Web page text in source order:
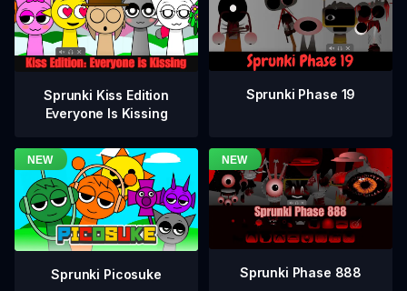
Sprunki Kiss Edition
Everyone Is Kissing
Sprunki Phase 19
Sprunki Picosuke Sprunki Phase 888